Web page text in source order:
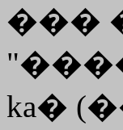
���
ka�